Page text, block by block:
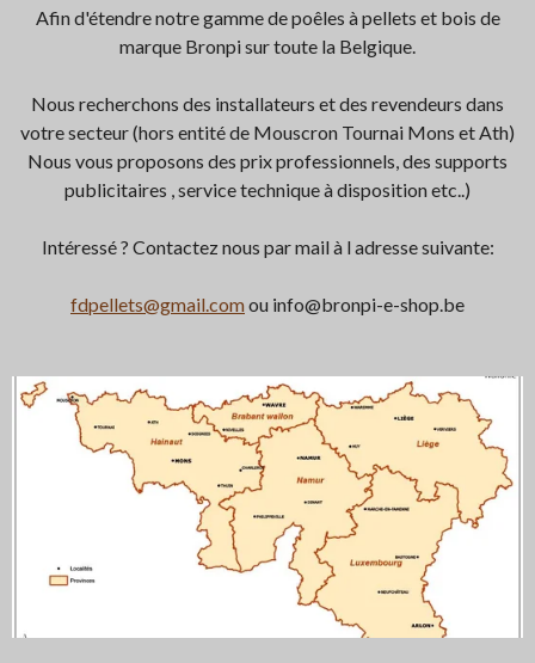
Afin d'étendre notre gamme de poêles à pellets et bois de
marque Bronpi sur toute la Belgique.
Nous recherchons des installateurs et des revendeurs dans
votre secteur (hors entité de Mouscron Tournai Mons et Ath)
Nous vous proposons des prix professionnels, des supports
publicitaires , service technique à disposition etc..)
Intéressé ? Contactez nous par mail à l adresse suivante:
fdpellets@gmail.comou info@bronpi-e-shop.be